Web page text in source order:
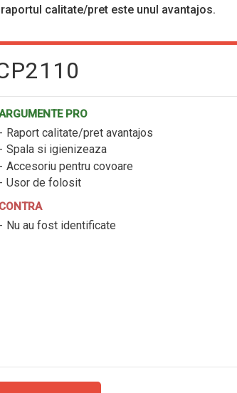
raportul calitate/pret este unul avantajos.
PRO
Raport calitate/pret avantajos
Spala si igienizeaza
Accesoriu pentru covoare
Usor de folosit
CONTRA
Nu au fost identificate